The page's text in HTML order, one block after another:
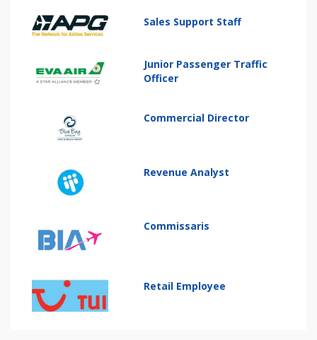
Sales Support Staff
Junior Passenger Traffic
Officer
Commercial Director
Revenue Analyst
Commissaris
Retail Employee